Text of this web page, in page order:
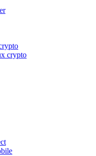
crypto